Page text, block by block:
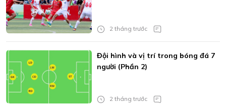
2 tháng trước
Đội hình và vị trí trong bóng đá 7
người (Phần 2)
2 tháng trước